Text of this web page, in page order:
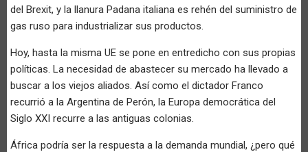
del Brexit, y la llanura Padana italiana es rehén del suministro de
gas ruso para industrializar sus productos.
Hoy, hasta la misma UE se pone en entredicho con sus propias
políticas. La necesidad de abastecer su mercado ha llevado a
buscar a los viejos aliados. Así como el dictador Franco
recurrió a la Argentina de Perón, la Europa democrática del
Siglo XXI recurre a las antiguas colonias.
África podría ser la respuesta a la demanda mundial, ¿pero qué